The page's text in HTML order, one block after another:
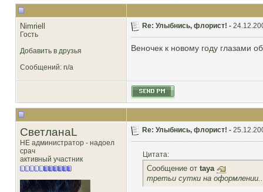
Nimriell
Гость
Добавить в друзья
Сообщений: n/a
Re: Улыбнись, флорист! -
Веночек к новому году глазами
СветланаL
НЕ администратор - надоел
срач
активный участник
Re: Улыбнись, флорист! -
Цитата:
Сообщение от taya
третьи сутки на